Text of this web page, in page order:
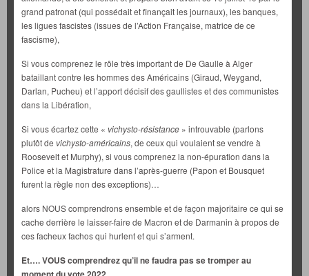
grand patronat (qui possédait et finançait les journaux), les banques,
les ligues fascistes (issues de l’Action Française, matrice de ce
fascisme),
Si vous comprenez le rôle très important de De Gaulle à Alger
bataillant contre les hommes des Américains (Giraud, Weygand,
Darlan, Pucheu) et l’apport décisif des gaullistes et des communistes
dans la Libération,
Si vous écartez cette « vichysto-résistance » introuvable (parlons
plutôt de vichysto-américains, de ceux qui voulaient se vendre à
Roosevelt et Murphy), si vous comprenez la non-épuration dans la
Police et la Magistrature dans l’après-guerre (Papon et Bousquet
furent la règle non des exceptions)…
alors NOUS comprendrons ensemble et de façon majoritaire ce qui se
cache derrière le laisser-faire de Macron et de Darmanin à propos de
ces facheux fachos qui hurlent et qui s’arment.
Et…. VOUS comprendrez qu’il ne faudra pas se tromper au